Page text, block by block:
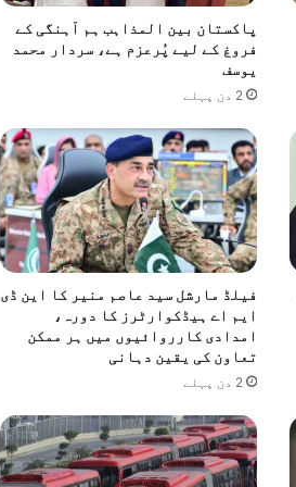
پاکستان بین المذاہب ہم آہنگی کے
فروغ کے لیے پُرعزم ہے، سردار محمد
یوسف
2 دن پہلے
فیلڈ مارشل سید عاصم منیر کا این ڈی
ایم اے ہیڈکوارٹرز کا دورہ،
امدادی کارروائیوں میں ہر ممکن
تعاون کی یقین دہانی
2 دن پہلے